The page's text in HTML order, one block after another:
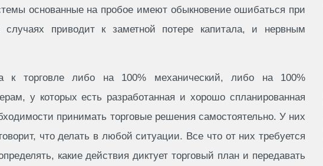
основанные на пробое имеют обыкновение ошибаться при
случаях приводит к заметной потере капитала, и нервным
к торговле либо на 100% механический, либо на 100%
у которых есть разработанная и хорошо спланированная
принимать торговые решения самостоятельно. У них
что делать в любой ситуации. Все что от них требуется
какие действия диктует торговый план и передавать